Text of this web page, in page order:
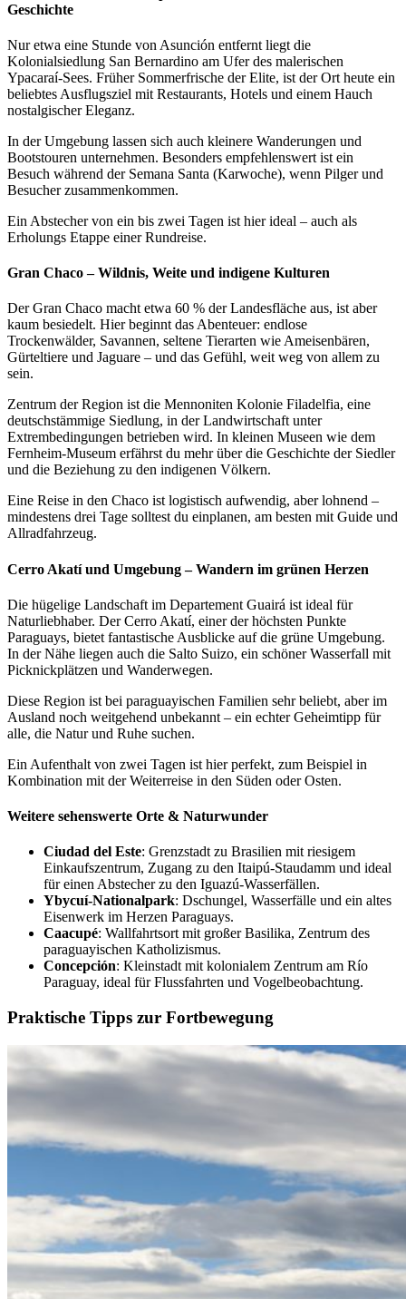
Geschichte
Nur etwa eine Stunde von Asunción entfernt liegt die
Kolonialsiedlung San Bernardino am Ufer des malerischen
Ypacaraí-Sees. Früher Sommerfrische der Elite, ist der Ort heute ein
beliebtes Ausflugsziel mit Restaurants, Hotels und einem Hauch
nostalgischer Eleganz.
In der Umgebung lassen sich auch kleinere Wanderungen und
Bootstouren unternehmen. Besonders empfehlenswert ist ein
Besuch während der Semana Santa (Karwoche), wenn Pilger und
Besucher zusammenkommen.
Ein Abstecher von ein bis zwei Tagen ist hier ideal – auch als
Erholungs Etappe einer Rundreise.
Gran Chaco – Wildnis, Weite und indigene Kulturen
Der Gran Chaco macht etwa 60 % der Landesfläche aus, ist aber
kaum besiedelt. Hier beginnt das Abenteuer: endlose
Trockenwälder, Savannen, seltene Tierarten wie Ameisenbären,
Gürteltiere und Jaguare – und das Gefühl, weit weg von allem zu
sein.
Zentrum der Region ist die Mennoniten Kolonie Filadelfia, eine
deutschstämmige Siedlung, in der Landwirtschaft unter
Extrembedingungen betrieben wird. In kleinen Museen wie dem
Fernheim-Museum erfährst du mehr über die Geschichte der Siedler
und die Beziehung zu den indigenen Völkern.
Eine Reise in den Chaco ist logistisch aufwendig, aber lohnend –
mindestens drei Tage solltest du einplanen, am besten mit Guide und
Allradfahrzeug.
Cerro Akatí und Umgebung – Wandern im grünen Herzen
Die hügelige Landschaft im Departement Guairá ist ideal für
Naturliebhaber. Der Cerro Akatí, einer der höchsten Punkte
Paraguays, bietet fantastische Ausblicke auf die grüne Umgebung.
In der Nähe liegen auch die Salto Suizo, ein schöner Wasserfall mit
Picknickplätzen und Wanderwegen.
Diese Region ist bei paraguayischen Familien sehr beliebt, aber im
Ausland noch weitgehend unbekannt – ein echter Geheimtipp für
alle, die Natur und Ruhe suchen.
Ein Aufenthalt von zwei Tagen ist hier perfekt, zum Beispiel in
Kombination mit der Weiterreise in den Süden oder Osten.
Weitere sehenswerte Orte & Naturwunder
Ciudad del Este: Grenzstadt zu Brasilien mit riesigem
Einkaufszentrum, Zugang zu den Itaipú-Staudamm und ideal
für einen Abstecher zu den Iguazú-Wasserfällen.
Ybycuí-Nationalpark: Dschungel, Wasserfälle und ein altes
Eisenwerk im Herzen Paraguays.
Caacupé: Wallfahrtsort mit großer Basilika, Zentrum des
paraguayischen Katholizismus.
Concepción: Kleinstadt mit kolonialem Zentrum am Río
Paraguay, ideal für Flussfahrten und Vogelbeobachtung.
Praktische Tipps zur Fortbewegung